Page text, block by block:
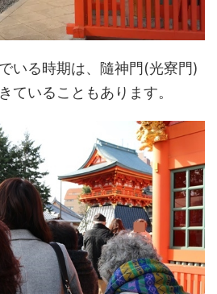
いる時期は、隨神門(光寮門)
ていることもあります。